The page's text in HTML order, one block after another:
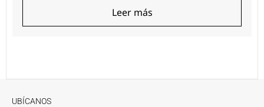
Leer más
UBÍCANOS